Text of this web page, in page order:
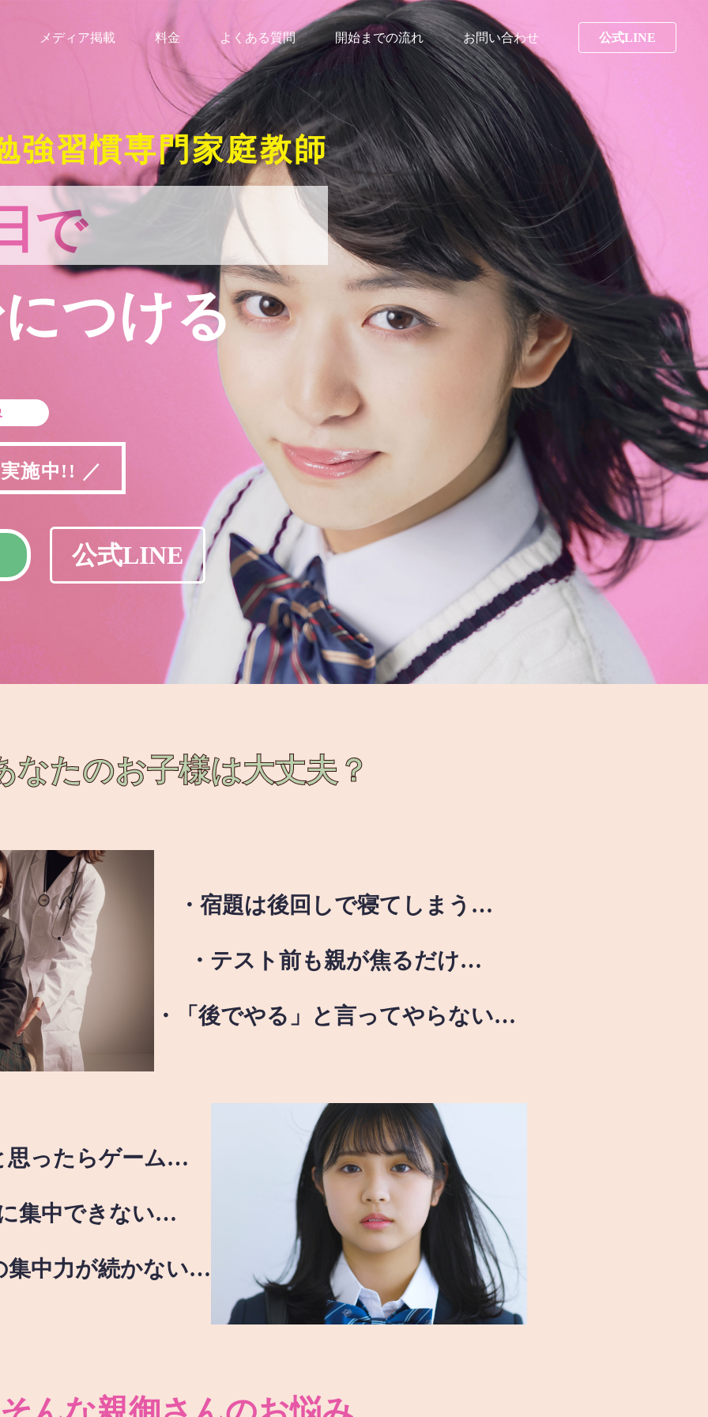
メディア掲載 料金 よくある質問 開始までの流れ お問い合わせ 公式LINE
強習慣専門家庭教師
で
つける
施中!! ／
公式LINE
なたのお子様は大丈夫？
・宿題は後回しで寝てしまう…
・テスト前も親が焦るだけ…
・「後でやる」と言ってやらない…
思ったらゲーム…
集中できない…
集中力が続かない…